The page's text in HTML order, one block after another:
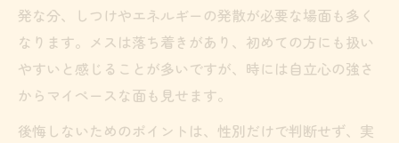
発な分、しつけやエネルギーの発散が必要な場面も多く
なります。メスは落ち着きがあり、初めての方にも扱い
やすいと感じることが多いですが、時には自立心の強さ
からマイペースな面も見せます。
後悔しないためのポイントは、性別だけで判断せず、実